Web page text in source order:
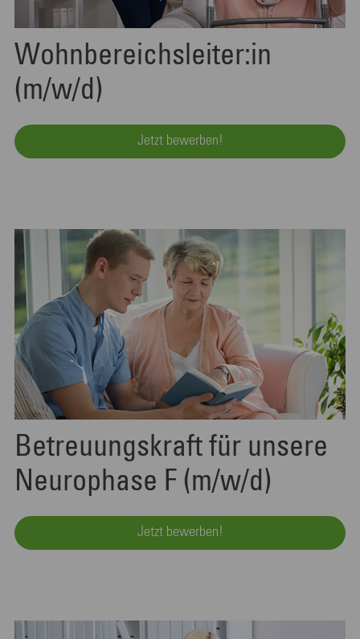
Wohnbereichsleiter:in
(m/w/d)
Jetzt bewerben!
Betreuungskraft für unsere
Neurophase F (m/w/d)
Jetzt bewerben!